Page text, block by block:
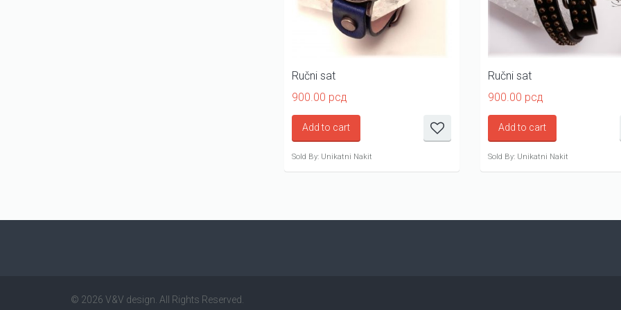
Ručni sat
900.00 рсд
Add to cart
Sold By: Unikatni Nakit
Ručni sat
900.00 рсд
Add to cart
Sold By: Unikatni Nakit
© 2026 V&V design. All Rights Reserved.